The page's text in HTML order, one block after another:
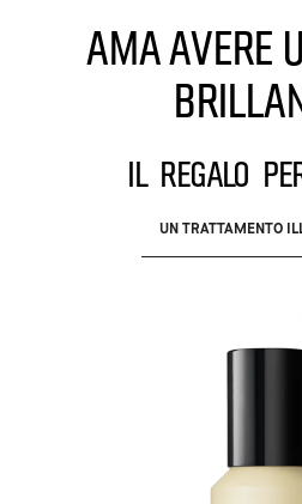
Ama avere
Il regalo
UN TRATTAMENTO